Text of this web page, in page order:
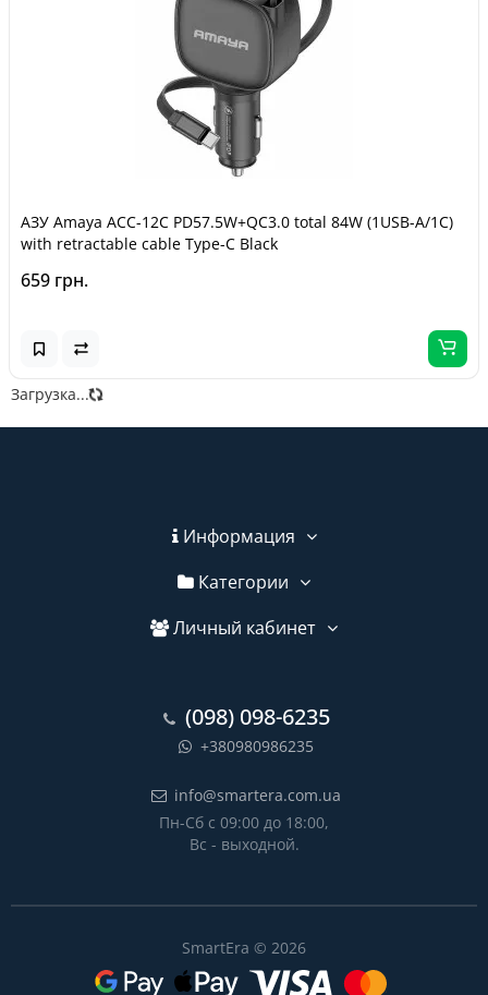
АЗУ Amaya ACC-12C PD57.5W+QC3.0 total 84W (1USB-A/1C)
with retractable cable Type-C Black
659 грн.
Загрузка...
Информация
Категории
Личный кабинет
(098) 098-6235
+380980986235
info@smartera.com.ua
Пн-Сб с 09:00 до 18:00,
Вс - выходной.
SmartEra © 2026